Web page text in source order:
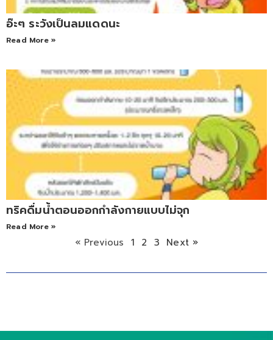
อ๊ะๆ ระวังเป็นลมแดดนะ
Read More »
ทริคดื่มน้ำตอนออกกำลังกายแบบไม่จุก
Read More »
« Previous 1 2 3 Next »